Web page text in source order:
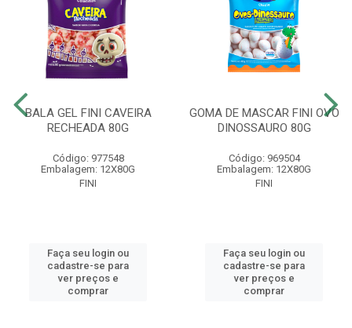
BALA GEL FINI CAVEIRA
RECHEADA 80G
Código: 977548
Embalagem: 12X80G
FINI
Faça seu login ou
cadastre-se para
ver preços e
comprar
GOMA DE MASCAR FINI OVO
DINOSSAURO 80G
Código: 969504
Embalagem: 12X80G
FINI
Faça seu login ou
cadastre-se para
ver preços e
comprar